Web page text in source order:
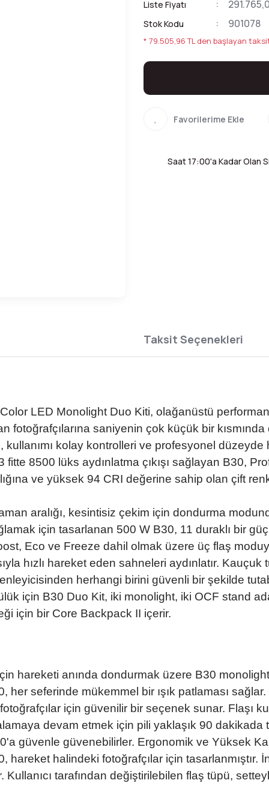
Liste Fiyatı
Stok Kodu 901078
* 79.505,96 TL den başlayan
Saat 17:00'a Kadar Olan
Taksit Seçenekleri
LED Monolight Duo Kiti, olağanüstü
fotoğrafçılarına saniyenin çok küçük bir
kolay kontrolleri ve profesyonel düzeyde
8500 lüks aydınlatma çıkışı sağlayan B30,
ve yüksek 94 CRI değerine sahip olan çift
aralığı, kesintisiz çekim için dondurma
için tasarlanan 500 W B30, 11 duraklı bir
Eco ve Freeze dahil olmak üzere üç flaş
hızlı hareket eden sahneleri aydınlatır.
herhangi birini güvenli bir şekilde
için B30 Duo Kit, iki monolight, iki OCF stand
için bir Core Backpack II içerir.
hareketi anında dondurmak üzere B30
her seferinde mükemmel bir ışık patlaması
için güvenilir bir seçenek sunar. Flaşı
devam etmek için pili yaklaşık 90
güvenle güvenebilirler. Ergonomik ve Yüksek
hareket halindeki fotoğrafçılar için
Kullanıcı tarafından değiştirilebilen flaş tüpü,